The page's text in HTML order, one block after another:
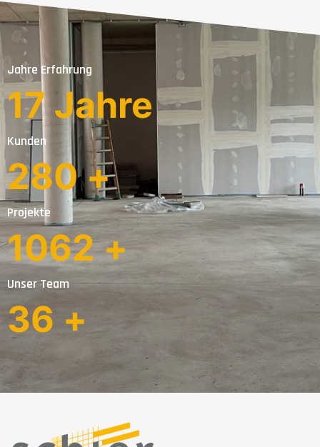
Jahre Erfahrung
23 Jahre
Kunden
391 +
Projekte
1490 +
Unser Team
51 +